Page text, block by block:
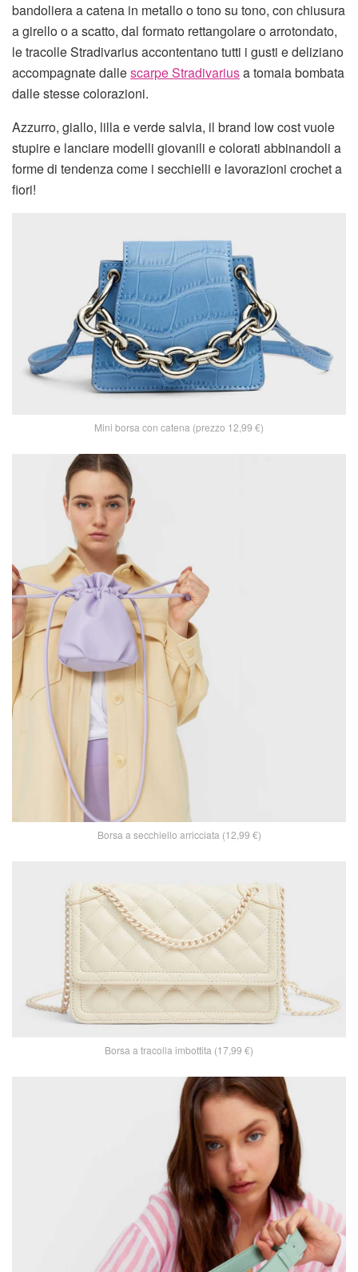
bandoliera a catena in metallo o tono su tono, con chiusura
a girello o a scatto, dal formato rettangolare o arrotondato,
le tracolle Stradivarius accontentano tutti i gusti e deliziano
accompagnate dallescarpe Stradivariusa tomaia bombata
dalle stesse colorazioni.
Azzurro, giallo, lilla e verde salvia, il brand low cost vuole
stupire e lanciare modelli giovanili e colorati abbinandoli a
forme di tendenza come i secchielli e lavorazioni crochet a
fiori!
Mini borsa con catena (prezzo 12,99 €)
Borsa a secchiello arricciata (12,99 €)
Borsa a tracolla imbottita (17,99 €)